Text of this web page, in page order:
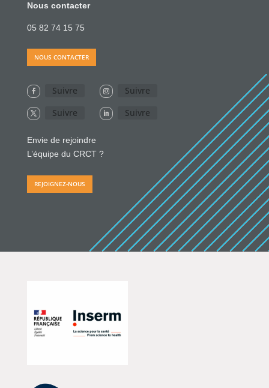
Nous contacter
05 82 74 15 75
NOUS CONTACTER
Suivre
Suivre
Suivre
Suivre
Envie de rejoindre
L’équipe du CRCT ?
REJOIGNEZ-NOUS